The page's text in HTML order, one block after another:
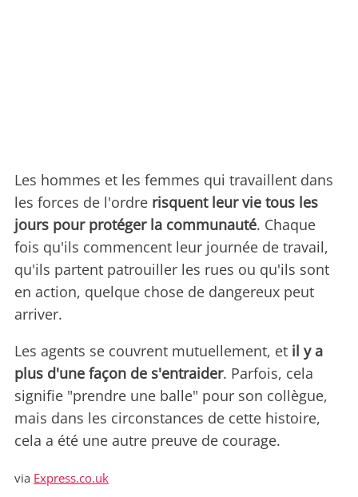
Les hommes et les femmes qui travaillent dans
les forces de l'ordre risquent leur vie tous les
jours pour protéger la communauté. Chaque
fois qu'ils commencent leur journée de travail,
qu'ils partent patrouiller les rues ou qu'ils sont
en action, quelque chose de dangereux peut
arriver.
Les agents se couvrent mutuellement, et il y a
plus d'une façon de s'entraider. Parfois, cela
signifie "prendre une balle" pour son collègue,
mais dans les circonstances de cette histoire,
cela a été une autre preuve de courage.
via Express.co.uk